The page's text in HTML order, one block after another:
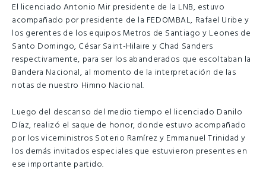
El licenciado Antonio Mir presidente de la LNB, estuvo
acompañado por presidente de la FEDOMBAL, Rafael Uribe y
los gerentes de los equipos Metros de Santiago y Leones de
Santo Domingo, César Saint-Hilaire y Chad Sanders
respectivamente, para ser los abanderados que escoltaban la
Bandera Nacional, al momento de la interpretación de las
notas de nuestro Himno Nacional.
Luego del descanso del medio tiempo el licenciado Danilo
Díaz, realizó el saque de honor, donde estuvo acompañado
por los viceministros Soterio Ramírez y Emmanuel Trinidad y
los demás invitados especiales que estuvieron presentes en
ese importante partido.